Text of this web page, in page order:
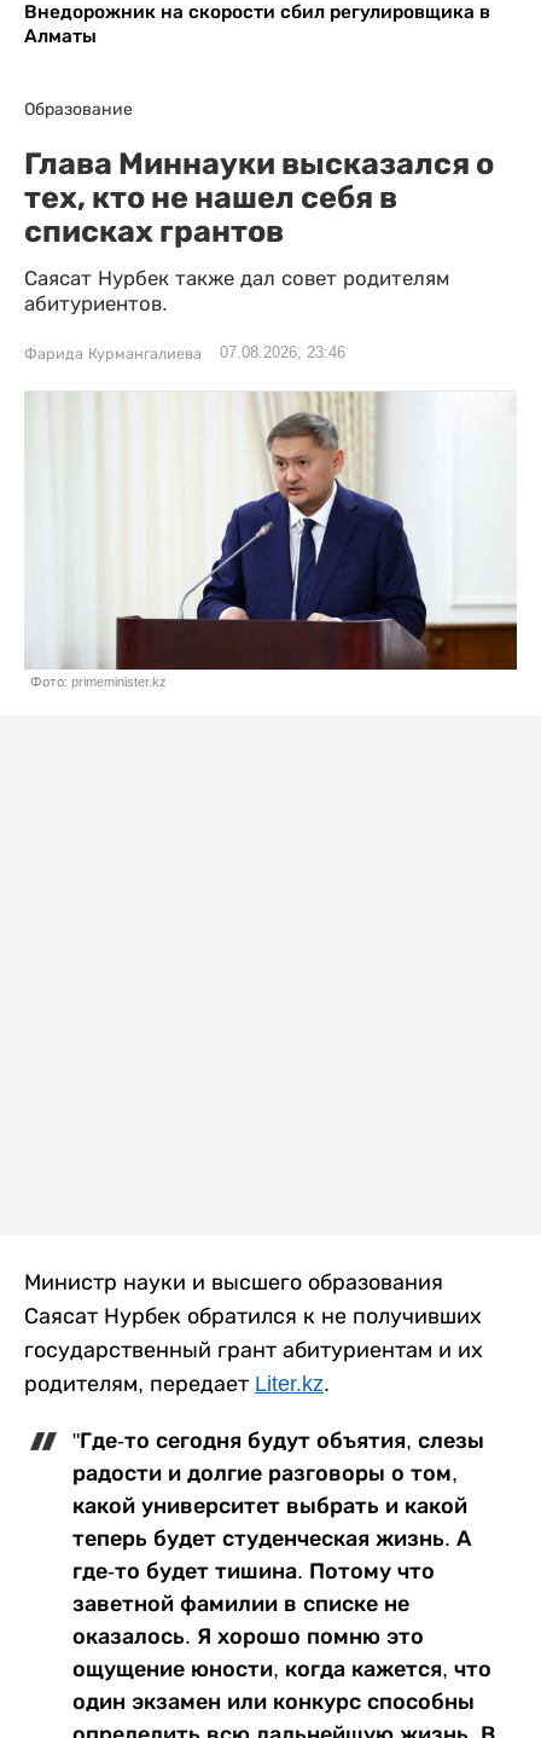
Внедорожник на скорости сбил регулировщика в
Алматы
Образование
Глава Миннауки высказался о
тех, кто не нашел себя в
списках грантов
Саясат Нурбек также дал совет родителям
абитуриентов.
Фарида Курмангалиева 07.08.2026, 23:46
Фото: primeminister.kz
Министр науки и высшего образования
Саясат Нурбек обратился к не получивших
государственный грант абитуриентам и их
родителям, передает Liter.kz.
"Где-то сегодня будут объятия, слезы
радости и долгие разговоры о том,
какой университет выбрать и какой
теперь будет студенческая жизнь. А
где-то будет тишина. Потому что
заветной фамилии в списке не
оказалось. Я хорошо помню это
ощущение юности, когда кажется, что
один экзамен или конкурс способны